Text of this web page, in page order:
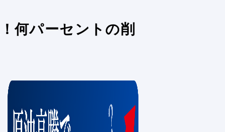
何パーセントの削